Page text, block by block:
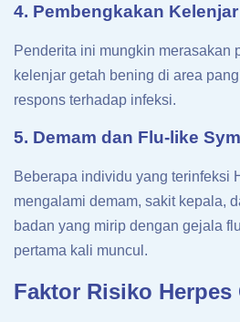
4. Pembengkakan
Penderita ini mungkin merasakan
kelenjar getah bening di area
respons terhadap infeksi.
5. Demam dan Flu-like
Beberapa individu yang terinfeksi
mengalami demam, sakit kepala,
badan yang mirip dengan gejala
pertama kali muncul.
Faktor Risiko Herpes